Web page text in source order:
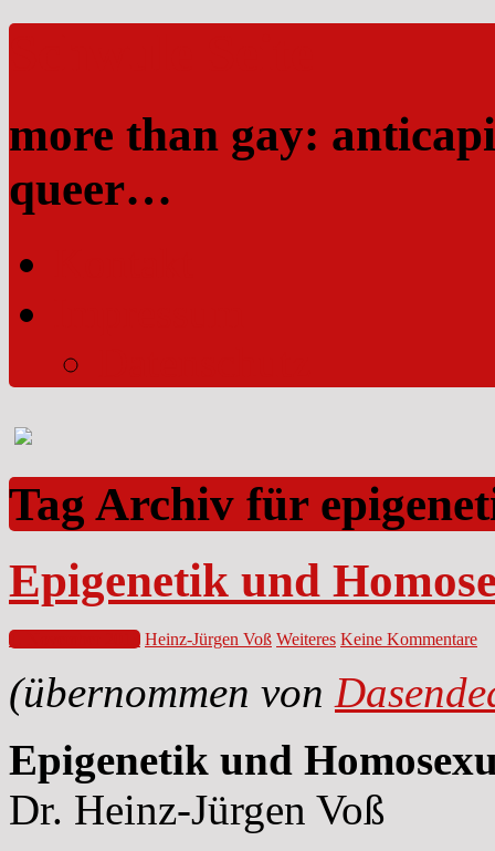
more than gay:
queer…
Tag Archiv für
Epigenetik und
1. November 2013 Heinz-Jürgen Voß Weiteres Keine Kommentare
(übernommen von
Epigenetik und
Dr. Heinz-Jürgen Voß